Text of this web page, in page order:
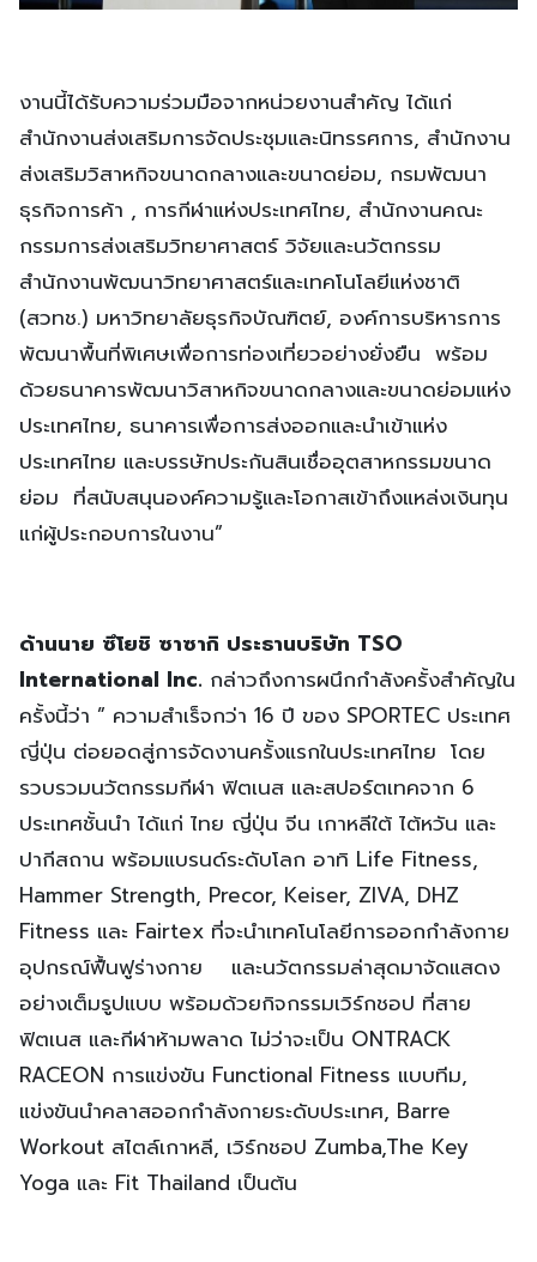
งานนี้ได้รับความร่วมมือจากหน่วยงานสำคัญ ได้แก่
สำนักงานส่งเสริมการจัดประชุมและนิทรรศการ, สำนักงาน
ส่งเสริมวิสาหกิจขนาดกลางและขนาดย่อม, กรมพัฒนา
ธุรกิจการค้า , การกีฬาแห่งประเทศไทย, สำนักงานคณะ
กรรมการส่งเสริมวิทยาศาสตร์ วิจัยและนวัตกรรม
สำนักงานพัฒนาวิทยาศาสตร์และเทคโนโลยีแห่งชาติ
(สวทช.) มหาวิทยาลัยธุรกิจบัณฑิตย์, องค์การบริหารการ
พัฒนาพื้นที่พิเศษเพื่อการท่องเที่ยวอย่างยั่งยืน พร้อม
ด้วยธนาคารพัฒนาวิสาหกิจขนาดกลางและขนาดย่อมแห่ง
ประเทศไทย, ธนาคารเพื่อการส่งออกและนำเข้าแห่ง
ประเทศไทย และบรรษัทประกันสินเชื่ออุตสาหกรรมขนาด
ย่อม ที่สนับสนุนองค์ความรู้และโอกาสเข้าถึงแหล่งเงินทุน
แก่ผู้ประกอบการในงาน”
ด้านนาย ซึโยชิ ซาซากิ ประธานบริษัท TSO
International Inc. กล่าวถึงการผนึกกำลังครั้งสำคัญใน
ครั้งนี้ว่า ” ความสำเร็จกว่า 16 ปี ของ SPORTEC ประเทศ
ญี่ปุ่น ต่อยอดสู่การจัดงานครั้งแรกในประเทศไทย โดย
รวบรวมนวัตกรรมกีฬา ฟิตเนส และสปอร์ตเทคจาก 6
ประเทศชั้นนำ ได้แก่ ไทย ญี่ปุ่น จีน เกาหลีใต้ ไต้หวัน และ
ปากีสถาน พร้อมแบรนด์ระดับโลก อาทิ Life Fitness,
Hammer Strength, Precor, Keiser, ZIVA, DHZ
Fitness และ Fairtex ที่จะนำเทคโนโลยีการออกกำลังกาย
อุปกรณ์ฟื้นฟูร่างกาย และนวัตกรรมล่าสุดมาจัดแสดง
อย่างเต็มรูปแบบ พร้อมด้วยกิจกรรมเวิร์กชอป ที่สาย
ฟิตเนส และกีฬาห้ามพลาด ไม่ว่าจะเป็น ONTRACK
RACEON การแข่งขัน Functional Fitness แบบทีม,
แข่งขันนำคลาสออกกำลังกายระดับประเทศ, Barre
Workout สไตล์เกาหลี, เวิร์กชอป Zumba,The Key
Yoga และ Fit Thailand เป็นต้น